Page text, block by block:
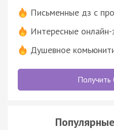
Письменные дз с
Интересные онлайн-
Душевное
Получить